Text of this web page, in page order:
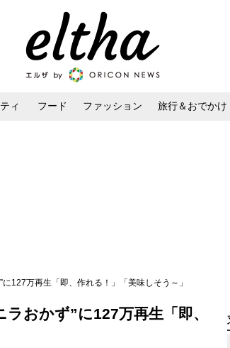
ィ フード ファッション 旅行＆おでかけ
127万再生「即、作れる！」「美味しそう～」
おかず”に127万再生「即、